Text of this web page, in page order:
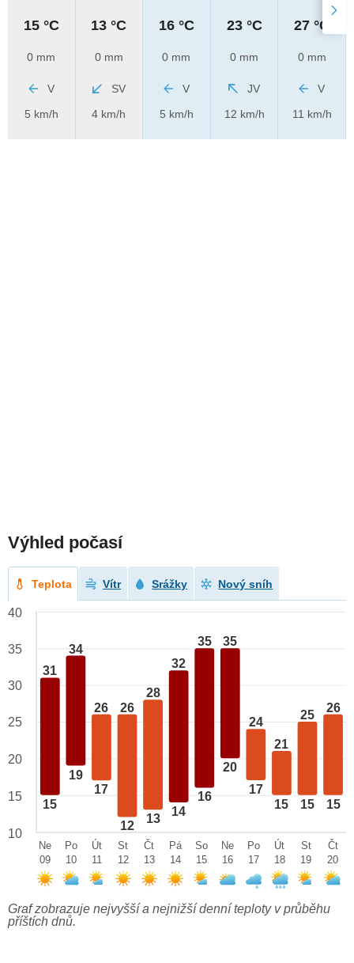
15 °C
0 mm
V
5 km/h
13 °C
0 mm
SV
4 km/h
16 °C
0 mm
V
5 km/h
23 °C
0 mm
JV
12 km/h
27 °C
0 mm
V
11 km/h
Výhled počasí
Teplota Vítr Srážky Nový sníh
31
15
34
19
26
17
26
12
28
13
32
14
35
16
35
20
24
17
21
15
25
15
26
15
40
35
30
25
20
15
10
Ne
09
Po
10
Út
11
St
12
Čt
13
Pá
14
So
15
Ne
16
Po
17
Út
18
St
19
Čt
20
Graf zobrazuje nejvyšší a nejnižší denní teploty v průběhu
příštích dnů.